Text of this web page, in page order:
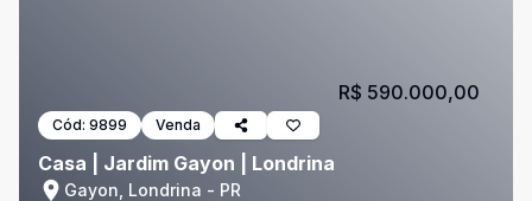
Cód: 9899 Venda
Casa | Jardim Gayon | Londrina
Gayon, Londrina - PR
R$ 590.000,00